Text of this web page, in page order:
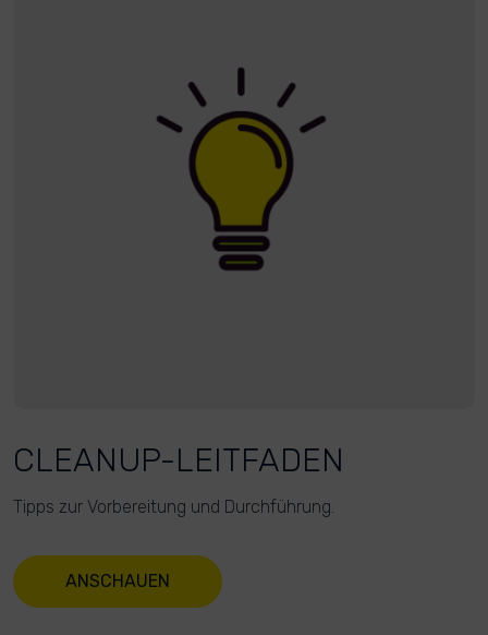
CLEANUP-LEITFADEN
Tipps zur Vorbereitung und Durchführung.
ANSCHAUEN